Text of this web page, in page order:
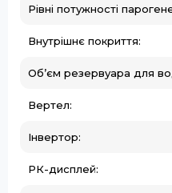
Рівні потужності
Внутрішнє покриття:
Об’єм резервуара для
Вертел:
Інвертор:
РК-дисплей: